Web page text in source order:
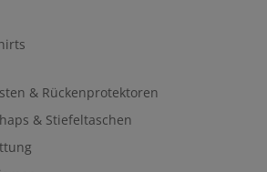
& Rückenprotektoren
& Stiefeltaschen